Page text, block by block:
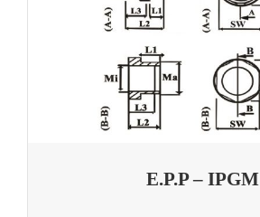
E.P.P – IPGM